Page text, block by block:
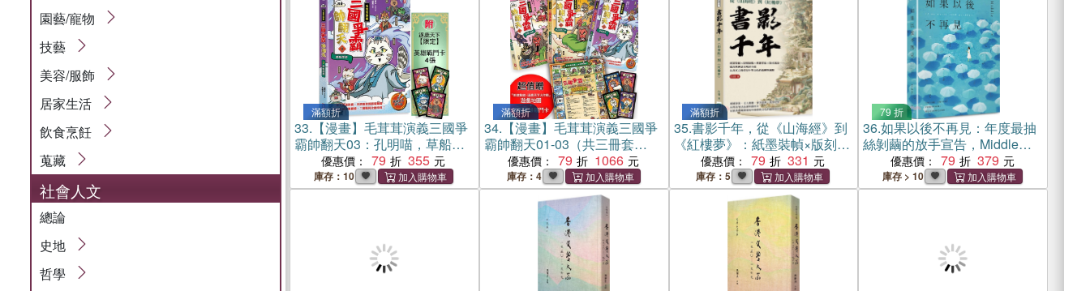
園藝/寵物
技藝
美容/服飾
居家生活
飲食烹飪
蒐藏
社會人文
總論
史地
哲學
滿額折
33. 【漫畫】毛茸茸演義三國爭
霸帥翻天03：孔明喵，草船借
箭(附✦逐鹿天下「限定」英雄
戰鬥卡4張）
優惠價： 79 355
庫存：10
滿額折
34. 【漫畫】毛茸茸演義三國爭
霸帥翻天01-03（共三冊套
書）：超值贈『英雄集結•逐鹿
天下大作戰』遊戲地圖+12張英
雄戰鬥卡
優惠價： 79 1066
庫存：4
滿額折
35.書影千年，從《山海經》到
《紅樓夢》：紙墨裝幀×版刻圖
像×典籍掌故×版本源流……從
古典神話至明清小說，在書頁
之間看見中華文化的流轉與風
優惠價： 79 331
庫存：5
79 折
36.如果以後不再見：年度最抽
絲剝繭的放手宣告，Middle最
柔軟窩心的全新散文集
優惠價： 79 379
庫存 > 10